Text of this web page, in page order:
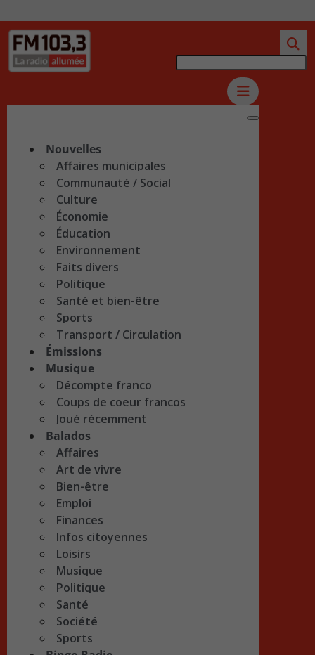
Nouvelles
Affaires municipales
Communauté / Social
Culture
Économie
Éducation
Environnement
Faits divers
Politique
Santé et bien-être
Sports
Transport / Circulation
Émissions
Musique
Décompte franco
Coups de coeur francos
Joué récemment
Balados
Affaires
Art de vivre
Bien-être
Emploi
Finances
Infos citoyennes
Loisirs
Musique
Politique
Santé
Société
Sports